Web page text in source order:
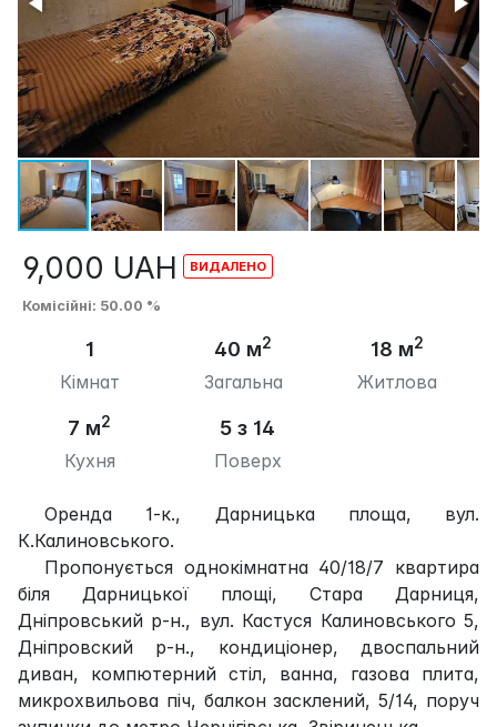
9,000 UAH
Комісійні: 50.00 %
1
Кімнат
40 м2
Загальна
18 м2
Житлова
7 м2
Кухня
5 з 14
Поверх
Оренда 1-к., Дарницька площа, вул.
К.Калиновського.
Пропонується однокімнатна 40/18/7 квартира
біля Дарницької площі, Стара Дарниця,
Дніпровський р-н., вул. Кастуся Калиновського 5,
Дніпровский р-н., кондиціонер, двоспальний
диван, компютерний стіл, ванна, газова плита,
микрохвильова піч, балкон засклений, 5/14, поруч